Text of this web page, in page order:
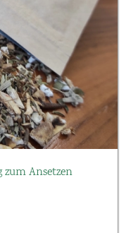
Ansetzen